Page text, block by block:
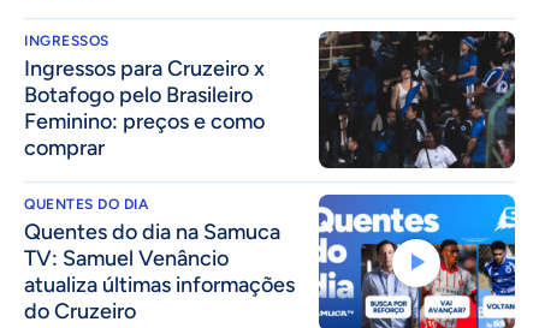
INGRESSOS
Ingressos para Cruzeiro x
Botafogo pelo Brasileiro
Feminino: preços e como
comprar
QUENTES DO DIA
Quentes do dia na Samuca
TV: Samuel Venâncio
atualiza últimas informações
do Cruzeiro